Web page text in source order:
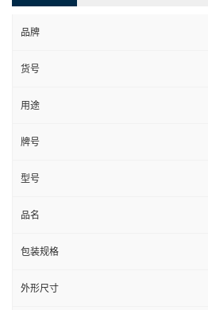
品牌
货号
用途
牌号
型号
品名
包装规格
外形尺寸